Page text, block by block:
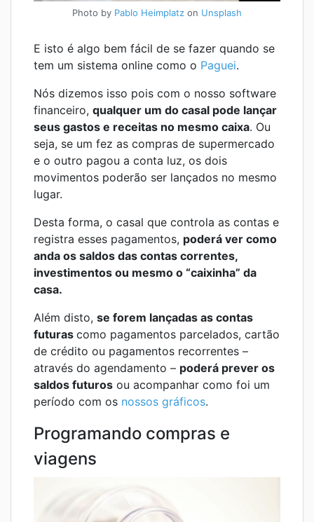
Photo by Pablo Heimplatz on Unsplash
E isto é algo bem fácil de se fazer quando se
tem um sistema online como o Paguei.
Nós dizemos isso pois com o nosso software
financeiro, qualquer um do casal pode lançar
seus gastos e receitas no mesmo caixa. Ou
seja, se um fez as compras de supermercado
e o outro pagou a conta luz, os dois
movimentos poderão ser lançados no mesmo
lugar.
Desta forma, o casal que controla as contas e
registra esses pagamentos, poderá ver como
anda os saldos das contas correntes,
investimentos ou mesmo o “caixinha” da
casa.
Além disto, se forem lançadas as contas
futuras como pagamentos parcelados, cartão
de crédito ou pagamentos recorrentes –
através do agendamento – poderá prever os
saldos futuros ou acompanhar como foi um
período com os nossos gráficos.
Programando compras e
viagens